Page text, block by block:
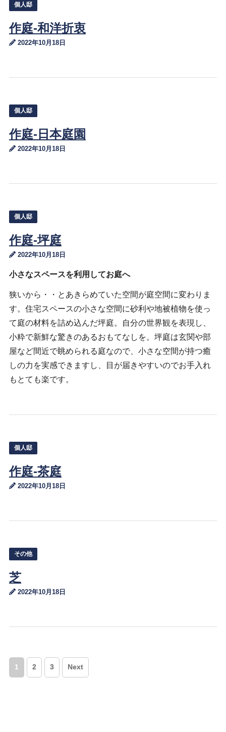
個人邸
作庭-和洋折衷
2022年10月18日
個人邸
作庭-日本庭園
2022年10月18日
個人邸
作庭-坪庭
2022年10月18日
小さなスペースを利用してお庭へ
狭いから・・とあきらめていた空間が庭空間に変わりま
す。住宅スペースの小さな空間に砂利や地被植物を使っ
て庭の材料を詰め込んだ坪庭。自分の世界観を表現し、
小粋で新鮮な驚きのあるおもてなしを。坪庭は玄関や部
屋など間近で眺められる庭なので、小さな空間が持つ癒
しの力を実感できますし、目が届きやすいのでお手入れ
もとても楽です。
個人邸
作庭-茶庭
2022年10月18日
その他
芝
2022年10月18日
1 2 3 Next